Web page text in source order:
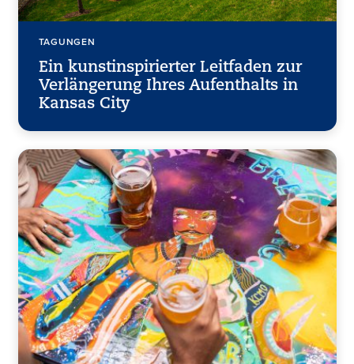
TAGUNGEN
Ein kunstinspirierter Leitfaden zur
Verlängerung Ihres Aufenthalts in
Kansas City